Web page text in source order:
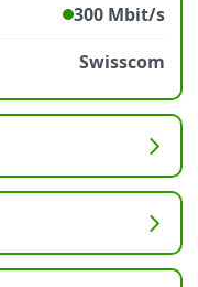
300 Mbit/s
Swisscom